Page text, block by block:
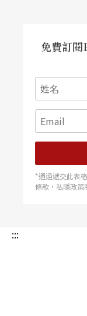
免費訂閱
*通過遞交此表
條款，私隱政策
:::